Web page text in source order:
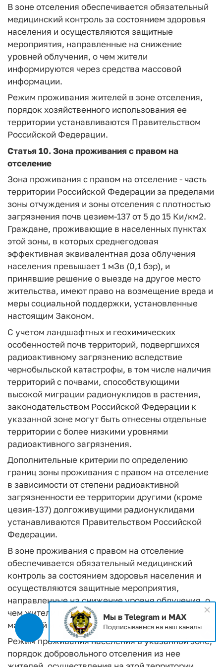
В зоне отселения обеспечивается обязательный
медицинский контроль за состоянием здоровья
населения и осуществляются защитные
мероприятия, направленные на снижение
уровней облучения, о чем жители
информируются через средства массовой
информации.
Режим проживания жителей в зоне отселения,
порядок хозяйственного использования ее
территории устанавливаются Правительством
Российской Федерации.
Статья 10.Зона проживания с правом на
отселение
Зона проживания с правом на отселение - часть
территории Российской Федерации за пределами
зоны отчуждения и зоны отселения с плотностью
загрязнения почв цезием-137 от 5 до 15 Ки/км2.
Граждане, проживающие в населенных пунктах
этой зоны, в которых среднегодовая
эффективная эквивалентная доза облучения
населения превышает 1 мЗв (0,1 бэр), и
принявшие решение о выезде на другое место
жительства, имеют право на возмещение вреда и
меры социальной поддержки, установленные
настоящим Законом.
С учетом ландшафтных и геохимических
особенностей почв территорий, подвергшихся
радиоактивному загрязнению вследствие
чернобыльской катастрофы, в том числе наличия
территорий с почвами, способствующими
высокой миграции радионуклидов в растения,
законодательством Российской Федерации к
указанной зоне могут быть отнесены отдельные
территории с более низкими уровнями
радиоактивного загрязнения.
Дополнительные критерии по определению
границ зоны проживания с правом на отселение
в зависимости от степени радиоактивной
загрязненности ее территории другими (кроме
цезия-137) долгоживущими радионуклидами
устанавливаются Правительством Российской
Федерации.
В зоне проживания с правом на отселение
обеспечивается обязательный медицинский
контроль за состоянием здоровья населения и
осуществляются защитные мероприятия,
направленные на снижение уровня облучения, о
чем жители информируются через средства
массовой информации.
Режим проживания населения в указанной зоне,
порядок добровольного отселения из нее
Мы в Telegram и MAX
Подписываемся на наш каналы